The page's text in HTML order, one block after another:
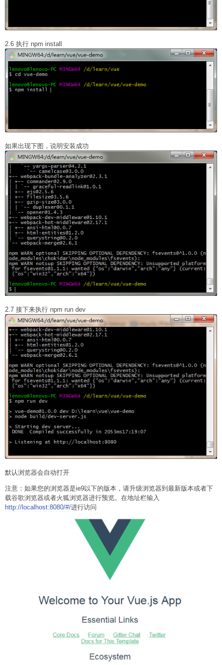
2.6 执行 npm install
如果出现下图，说明安装成功
2.7 接下来执行 npm run dev
默认浏览器会自动打开
注意：如果您的浏览器是ie9以下的版本，请升级浏览器到最新版本或者下
载谷歌浏览器或者火狐浏览器进行预览。在地址栏输入
http://localhost:8080/#/进行访问